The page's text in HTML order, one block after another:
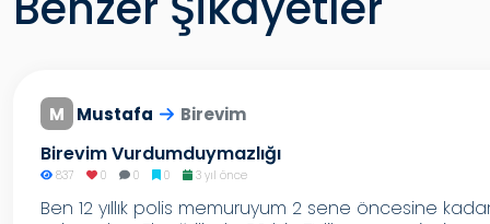
M Mustafa Birevim
Birevim Vurdumduymazlığı
837 0 0 0 3 yıl önce
Ben 12 yıllık polis memuruyum 2 sene öncesine